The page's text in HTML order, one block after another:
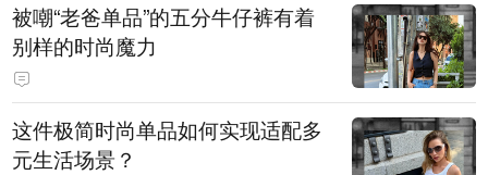
被嘲“老爸单品”的五分牛仔裤有着
别样的时尚魔力
这件极简时尚单品如何实现适配多
元生活场景？